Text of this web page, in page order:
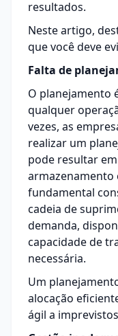
resultados.
Neste artigo,
que você deve
Falta de
O planejamento
qualquer
vezes, as
realizar um
pode resultar
armazenamento
fundamental
cadeia de
demanda,
capacidade de
necessária.
Um
alocação
ágil a